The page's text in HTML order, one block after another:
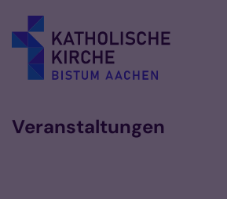
Veranstaltungen